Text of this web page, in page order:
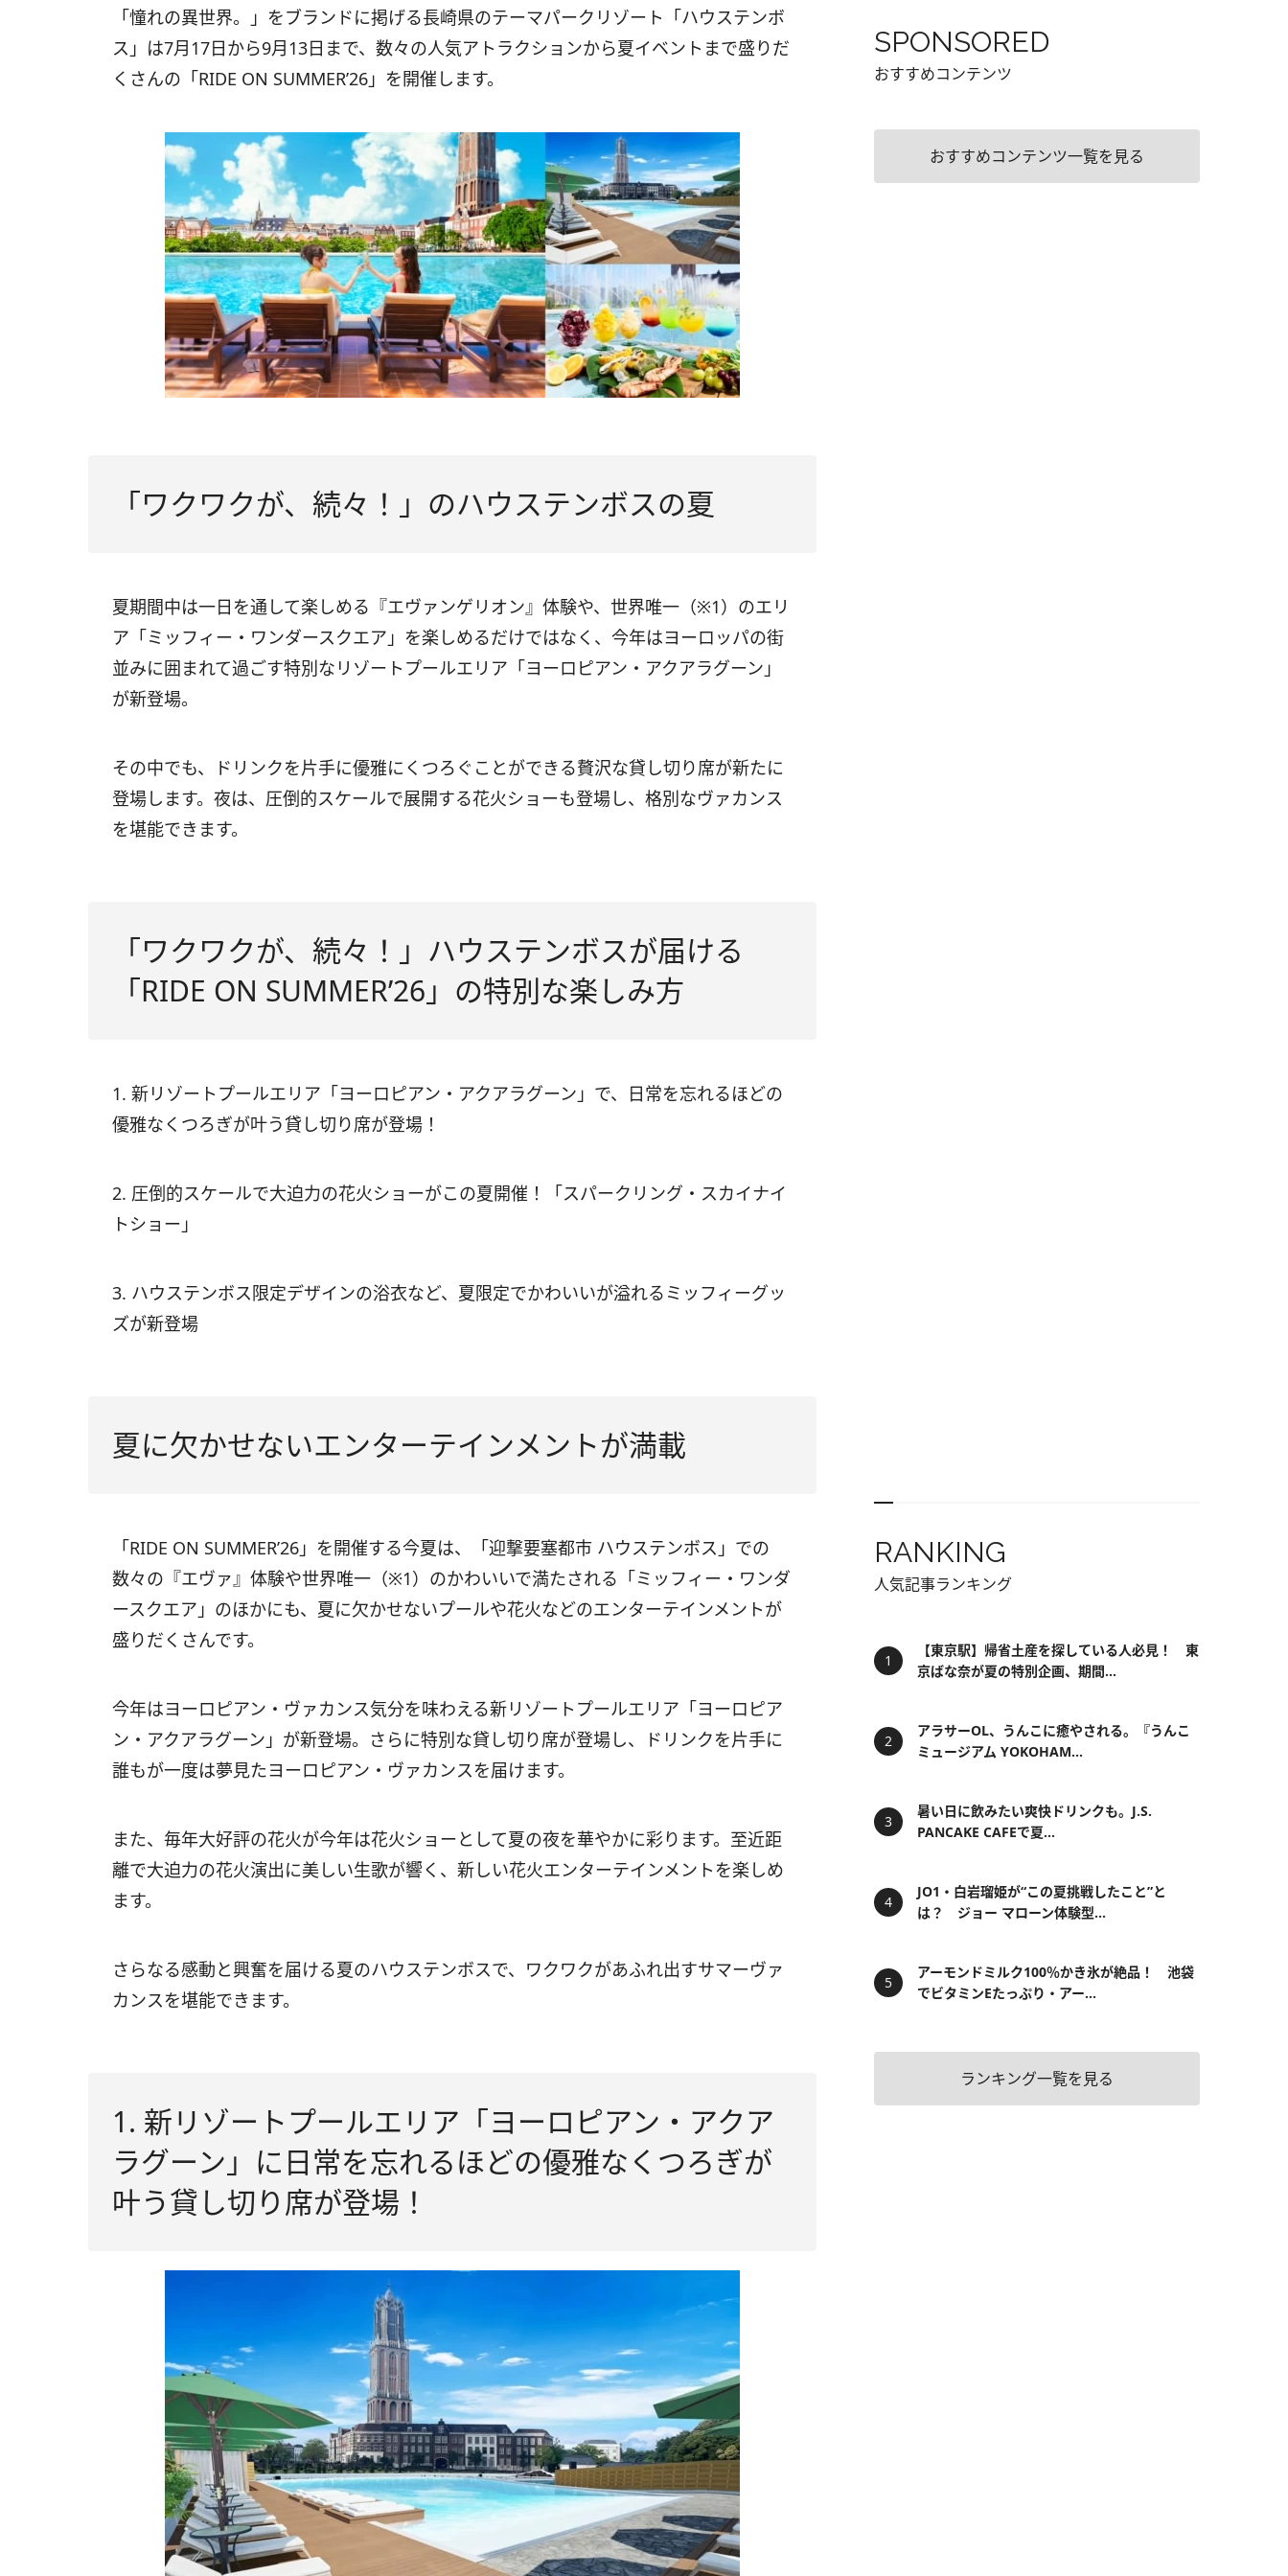
「憧れの異世界。」をブランドに掲げる長崎県のテーマパークリゾート「ハウステンボ
ス」は7月17日から9月13日まで、数々の人気アトラクションから夏イベントまで盛りだ
くさんの「RIDE ON SUMMER’26」を開催します。
「ワクワクが、続々！」のハウステンボスの夏
夏期間中は一日を通して楽しめる『エヴァンゲリオン』体験や、世界唯一（※1）のエリ
ア「ミッフィー・ワンダースクエア」を楽しめるだけではなく、今年はヨーロッパの街
並みに囲まれて過ごす特別なリゾートプールエリア「ヨーロピアン・アクアラグーン」
が新登場。
その中でも、ドリンクを片手に優雅にくつろぐことができる贅沢な貸し切り席が新たに
登場します。夜は、圧倒的スケールで展開する花火ショーも登場し、格別なヴァカンス
を堪能できます。
「ワクワクが、続々！」ハウステンボスが届ける
「RIDE ON SUMMER’26」の特別な楽しみ方
1. 新リゾートプールエリア「ヨーロピアン・アクアラグーン」で、日常を忘れるほどの
優雅なくつろぎが叶う貸し切り席が登場！
2. 圧倒的スケールで大迫力の花火ショーがこの夏開催！「スパークリング・スカイナイ
トショー」
3. ハウステンボス限定デザインの浴衣など、夏限定でかわいいが溢れるミッフィーグッ
ズが新登場
夏に欠かせないエンターテインメントが満載
「RIDE ON SUMMER’26」を開催する今夏は、「迎撃要塞都市 ハウステンボス」での
数々の『エヴァ』体験や世界唯一（※1）のかわいいで満たされる「ミッフィー・ワンダ
ースクエア」のほかにも、夏に欠かせないプールや花火などのエンターテインメントが
盛りだくさんです。
今年はヨーロピアン・ヴァカンス気分を味わえる新リゾートプールエリア「ヨーロピア
ン・アクアラグーン」が新登場。さらに特別な貸し切り席が登場し、ドリンクを片手に
誰もが一度は夢見たヨーロピアン・ヴァカンスを届けます。
また、毎年大好評の花火が今年は花火ショーとして夏の夜を華やかに彩ります。至近距
離で大迫力の花火演出に美しい生歌が響く、新しい花火エンターテインメントを楽しめ
ます。
さらなる感動と興奮を届ける夏のハウステンボスで、ワクワクがあふれ出すサマーヴァ
カンスを堪能できます。
1. 新リゾートプールエリア「ヨーロピアン・アクア
ラグーン」に日常を忘れるほどの優雅なくつろぎが
叶う貸し切り席が登場！
SPONSORED
おすすめコンテンツ
おすすめコンテンツ一覧を見る
RANKING
人気記事ランキング
【東京駅】帰省土産を探している人必見！ 東
京ばな奈が夏の特別企画、期間...
アラサーOL、うんこに癒やされる。『うんこ
ミュージアム YOKOHAM...
暑い日に飲みたい爽快ドリンクも。J.S.
PANCAKE CAFEで夏...
JO1・白岩瑠姫が“この夏挑戦したこと”と
は？ ジョー マローン体験型...
アーモンドミルク100％かき氷が絶品！ 池袋
でビタミンEたっぷり・アー...
ランキング一覧を見る